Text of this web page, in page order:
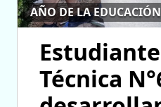
AÑO DE LA EDUCACIÓN
Técnica